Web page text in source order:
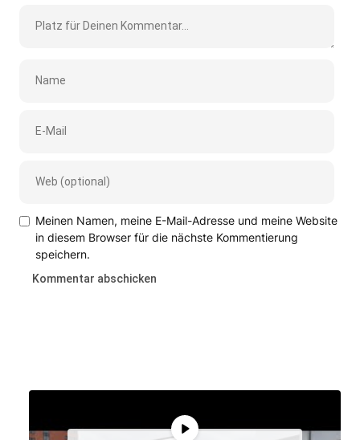
Meinen Namen, meine E-Mail-Adresse und meine Website
in diesem Browser für die nächste Kommentierung
speichern.